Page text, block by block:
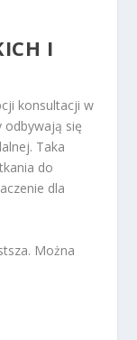
I
konsultacji w
odbywają się
Taka
do
dla
Można